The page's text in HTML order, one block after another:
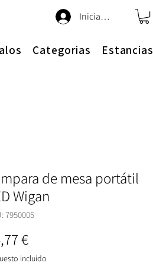
Iniciar sesión
Categorias Estancias
de mesa portátil
Wigan
7950005
€Precio
incluido